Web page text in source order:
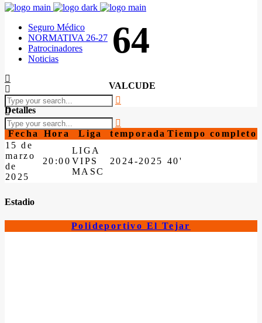
Seguro Médico
NORMATIVA 26-27
Patrocinadores
Noticias
64
VALCUDE
Detalles
Fecha Hora Liga temporada Tiempo completo
15 de
marzo
de
2025
20:00
LIGA
VIPS
MASC
2024-2025 40'
Estadio
Polideportivo El Tejar